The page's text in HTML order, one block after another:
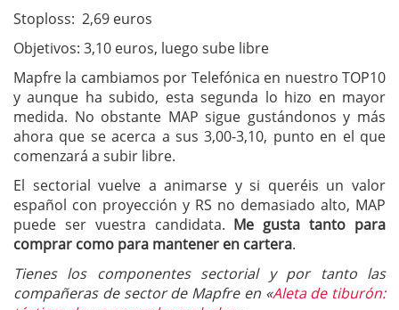
Stoploss: 2,69 euros
Objetivos: 3,10 euros, luego sube libre
Mapfre la cambiamos por Telefónica en nuestro TOP10
y aunque ha subido, esta segunda lo hizo en mayor
medida. No obstante MAP sigue gustándonos y más
ahora que se acerca a sus 3,00-3,10, punto en el que
comenzará a subir libre.
El sectorial vuelve a animarse y si queréis un valor
español con proyección y RS no demasiado alto, MAP
puede ser vuestra candidata. Me gusta tanto para
comprar como para mantener en cartera.
Tienes los componentes sectorial y por tanto las
compañeras de sector de Mapfre en «Aleta de tiburón: